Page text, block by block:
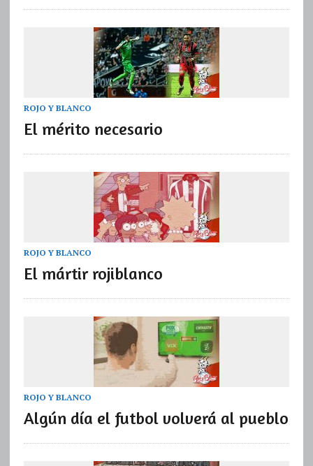
ROJO Y BLANCO
El mérito necesario
ROJO Y BLANCO
El mártir rojiblanco
ROJO Y BLANCO
Algún día el futbol volverá al pueblo